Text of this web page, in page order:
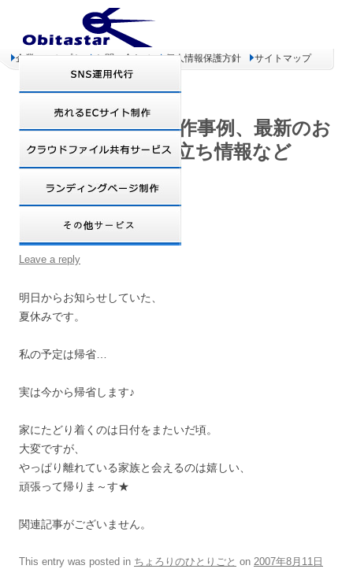
企業コンセプト お問い合わせ 個人情報保護方針 サイトマップ
オビタスター 制作事例、最新のお
得情報、お役立ち情報など
明日から夏休みです!!
Leave a reply
明日からお知らせしていた、
夏休みです。
私の予定は帰省…
実は今から帰省します♪
家にたどり着くのは日付をまたいだ頃。
大変ですが、
やっぱり離れている家族と会えるのは嬉しい、
頑張って帰りま～す★
関連記事がございません。
This entry was posted in ちょろりのひとりごと on 2007年8月11日